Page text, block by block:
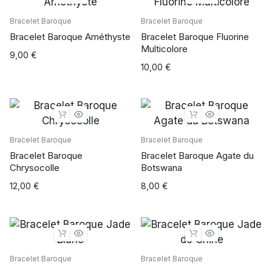
Bracelet Baroque
Bracelet Baroque Améthyste
9,00 €
Bracelet Baroque
Bracelet Baroque Fluorine
Multicolore
10,00 €
Bracelet Baroque
Bracelet Baroque
Chrysocolle
12,00 €
Bracelet Baroque
Bracelet Baroque Agate du
Botswana
8,00 €
Bracelet Baroque Bracelet Baroque